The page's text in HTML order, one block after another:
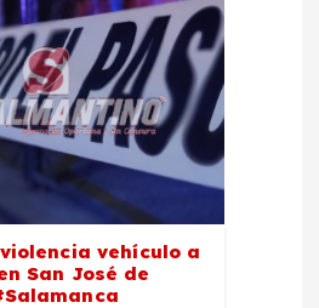
vehículo a
San José de